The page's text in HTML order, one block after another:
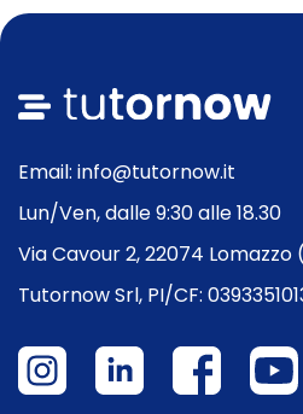
Email: info@tutornow.it
Lun/Ven, dalle 9:30 alle 18.30
Via Cavour 2, 22074 Lomazzo
Tutornow Srl, PI/CF: